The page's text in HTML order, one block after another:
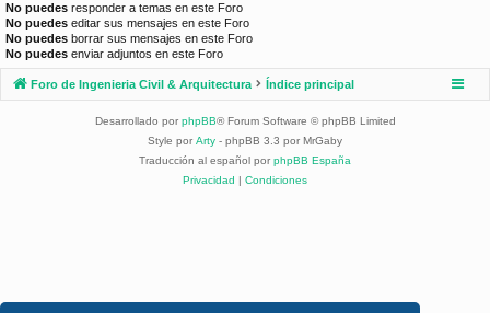
No puedes responder a temas en este Foro
No puedes editar sus mensajes en este Foro
No puedes borrar sus mensajes en este Foro
No puedes enviar adjuntos en este Foro
Foro de Ingenieria Civil & Arquitectura Índice principal
Desarrollado por phpBB® Forum Software © phpBB Limited
Style por Arty - phpBB 3.3 por MrGaby
Traducción al español por phpBB España
Privacidad | Condiciones